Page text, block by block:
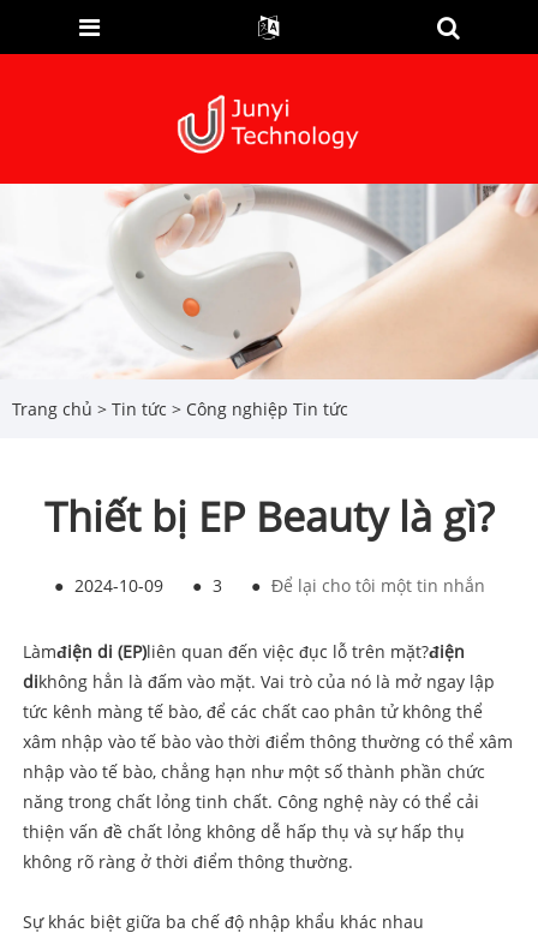
Trang chủ > Tin tức > Công nghiệp Tin tức
Thiết bị EP Beauty là gì?
● 2024-10-09 ● 3 ● Để lại cho tôi một tin nhắn
Làmđiện di (EP)liên quan đến việc đục lỗ trên mặt?điện
dikhông hẳn là đấm vào mặt. Vai trò của nó là mở ngay lập
tức kênh màng tế bào, để các chất cao phân tử không thể
xâm nhập vào tế bào vào thời điểm thông thường có thể xâm
nhập vào tế bào, chẳng hạn như một số thành phần chức
năng trong chất lỏng tinh chất. Công nghệ này có thể cải
thiện vấn đề chất lỏng không dễ hấp thụ và sự hấp thụ
không rõ ràng ở thời điểm thông thường.
Sự khác biệt giữa ba chế độ nhập khẩu khác nhau